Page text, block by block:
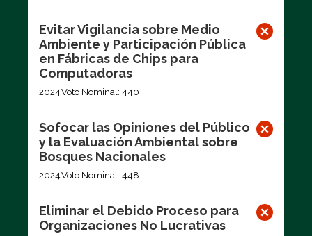
Evitar Vigilancia sobre Medio
Ambiente y Participación Pública
en Fábricas de Chips para
Computadoras
2024Voto Nominal: 440
Sofocar las Opiniones del Público
y la Evaluación Ambiental sobre
Bosques Nacionales
2024Voto Nominal: 448
Eliminar el Debido Proceso para
Organizaciones No Lucrativas